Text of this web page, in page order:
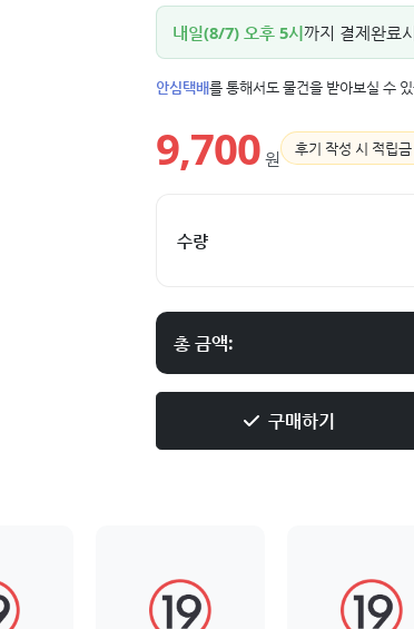
내일(8/7) 오후 5시까지 결제완료시
안심택배를 통해서도 물건을 받아보실 수
9,700 원 후기 작성 시 적립금
수량
총 금액:
구매하기